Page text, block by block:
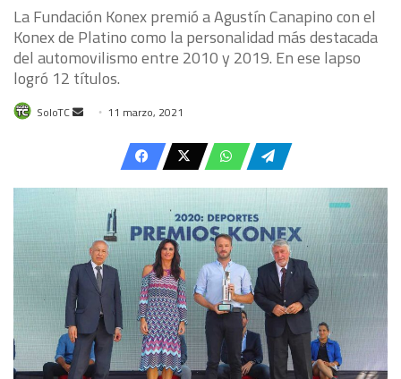
La Fundación Konex premió a Agustín Canapino con el
Konex de Platino como la personalidad más destacada
del automovilismo entre 2010 y 2019. En ese lapso
logró 12 títulos.
SoloTC
Send 11 marzo, 2021